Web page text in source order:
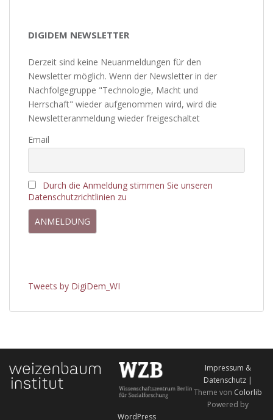
DIGIDEM NEWSLETTER
Derzeit sind keine Neuanmeldungen für den
Newsletter möglich. Wenn der Newsletter in der
Nachfolgegruppe "Technologie, Macht und
Herrschaft" wieder aufgenommen wird, wird die
Newsletteranmeldung wieder freigeschaltet
Email
Durch die Anmeldung stimmen Sie unseren
Datenschutzrichtlinien zu
Tweets by DigiDem_WI
Impressum &
Datenschutz |
Theme von Colorlib
Powered by
WordPress